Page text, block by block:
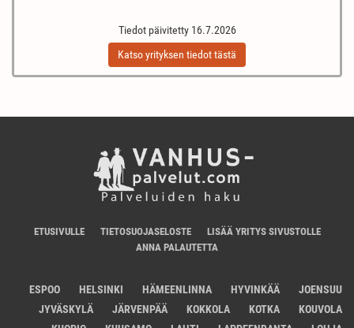
Tiedot päivitetty 16.7.2026
Katso yrityksen tiedot tästä
ETUSIVULLE TIETOSUOJASELOSTE
LISÄÄ YRITYS SIVUSTOLLE
ANNA PALAUTETTA
ESPOO HELSINKI HÄMEENLINNA HYVINKÄÄ
JOENSUU
JYVÄSKYLÄ
JÄRVENPÄÄ KOKKOLA KOTKA
KOUVOLA